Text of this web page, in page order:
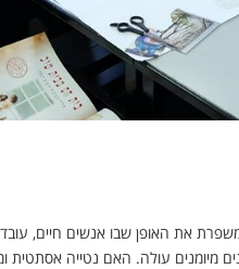
את האופן שבו אנשים חיים,
עולה. האם נטייה אסתטית